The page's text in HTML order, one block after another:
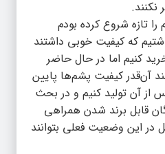
نکنند.
من کارم را تازه شروع کرده بودم
که کیفیت خوبی داشتند
کنیم اما در حال حاضر
آن‌قدر کیفیت پشم‌ها پایین
از آن تولید کنیم و در بحث
قابل برند شدن همراهی
در این وضعیت فعلی بتوانند